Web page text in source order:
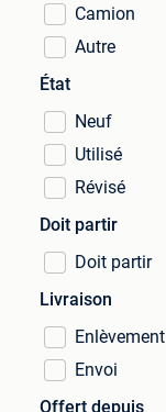
Camion
Autre
État
Neuf
Utilisé
Révisé
Doit partir
Doit partir
Livraison
Enlèvement
Envoi
Offert depuis